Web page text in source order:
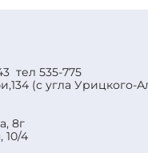
тел 535-775
(с угла Урицкого-
8г
10/4